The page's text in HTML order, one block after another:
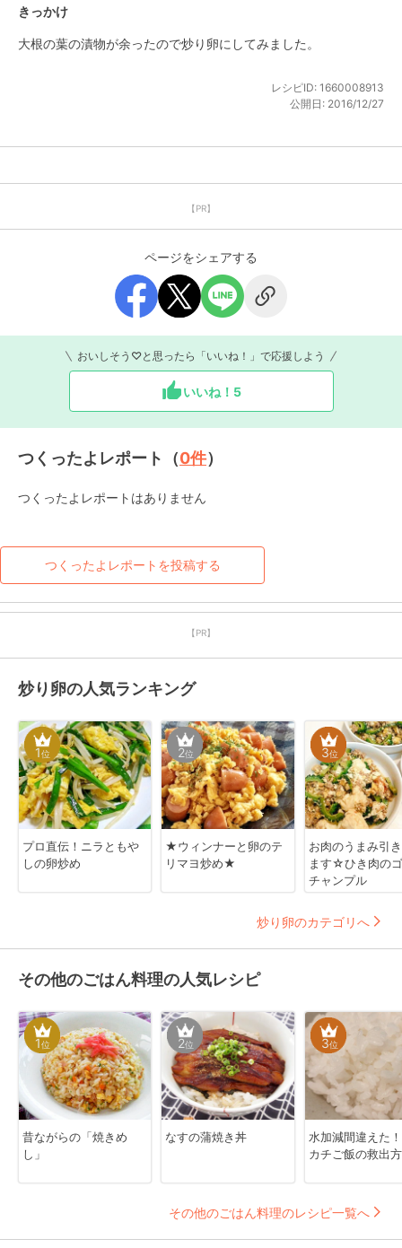
きっかけ
大根の葉の漬物が余ったので炒り卵にしてみました。
レシピID: 1660008913
公開日: 2016/12/27
【PR】
ページをシェアする
おいしそう♡と思ったら「いいね！」で応援しよう
いいね！ 5
つくったよレポート（0件）
つくったよレポートはありません
つくったよレポートを投稿する
【PR】
炒り卵の人気ランキング
1位
プロ直伝！ニラともや
しの卵炒め
2位
★ウィンナーと卵のテ
リマヨ炒め★
3位
お肉のうまみ引
ます☆ひき肉の
チャンプル
炒り卵のカテゴリへ
その他のごはん料理の人気レシピ
1位
昔ながらの「焼きめ
し」
2位
なすの蒲焼き丼
3位
水加減間違えた
カチご飯の救出
その他のごはん料理のレシピ一覧へ